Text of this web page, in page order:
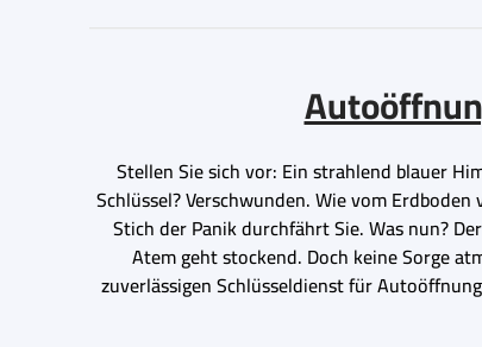
Stellen Sie sich vor: Ein strahlend blauer
Schlüssel? Verschwunden. Wie vom
Stich der Panik durchfährt Sie. Was nun?
Atem geht stockend. Doch keine Sorge
zuverlässigen Schlüsseldienst für